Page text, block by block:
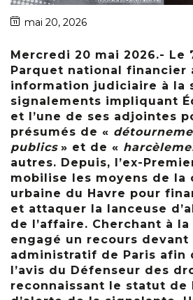
mai 20, 2026
Mercredi 20 mai 2026.- Le
Parquet national financier
information judiciaire à la
signalements impliquant
et l’une de ses adjointes
présumés de «
publics » et de «
autres. Depuis, l’ex-
mobilise les moyens de la
urbaine du Havre pour
et attaquer la lanceuse
de l’affaire. Cherchant à
engagé un recours devant
administratif de Paris afin
l’avis du Défenseur des
reconnaissant le statut de